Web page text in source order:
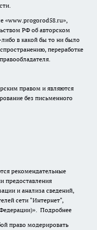
«www.progorod58.ru»,
РФ об авторском
в какой бы то ни было
переработке
правом и являются
без письменного
рекомендательные
предоставления
и анализа сведений,
сети "Интернет",
Подробнее
право модерировать